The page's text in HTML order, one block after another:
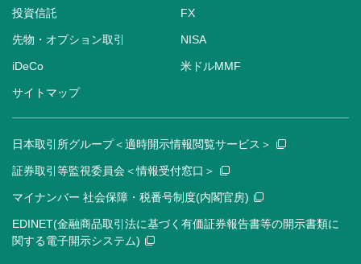
投資信託 FX
先物・オプション取引 NISA
iDeCo 米ドルMMF
サイトマップ
日本取引所グループ＜適時開示情報閲覧サービス＞
証券取引等監視委員会＜情報受付窓口＞
マイナンバー 社会保障・税番号制度(内閣官房)
EDINET(金融商品取引法に基づく有価証券報告書等の開示書類に
関する電子開示システム)